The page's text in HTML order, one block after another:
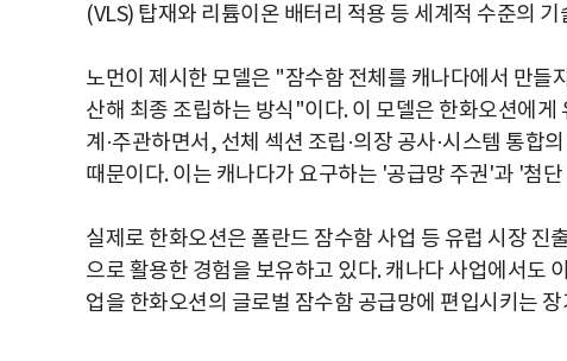
(VLS) 탑재와 리튬이온 배터리 적용 등 세계적 수준의
노먼이 제시한 모델은 "잠수함 전체를 캐나다에서 만들
산해 최종 조립하는 방식"이다. 이 모델은 한화오션에
계·주관하면서, 선체 섹션 조립·의장 공사·시스템 통합
때문이다. 이는 캐나다가 요구하는 '공급망 주권'과 '첨
실제로 한화오션은 폴란드 잠수함 사업 등 유럽 시장
으로 활용한 경험을 보유하고 있다. 캐나다 사업에서도
업을 한화오션의 글로벌 잠수함 공급망에 편입시키는